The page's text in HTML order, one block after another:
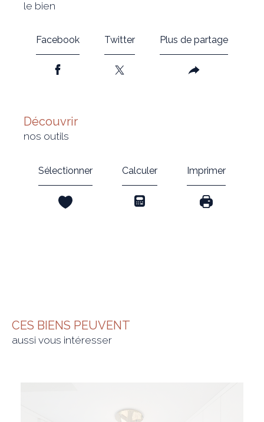
le bien
Facebook Twitter Plus de partage
découvrir
nos outils
Sélectionner Calculer Imprimer
CES BIENS PEUVENT
aussi vous intéresser